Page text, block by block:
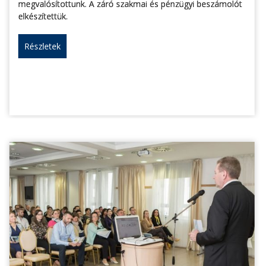
megvalósítottunk. A záró szakmai és pénzügyi beszámolót
elkészítettük.
Részletek